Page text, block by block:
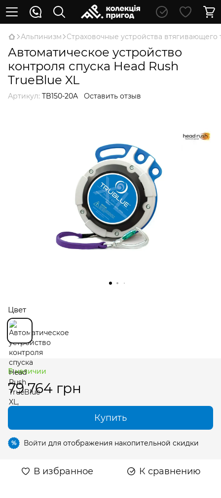
Альпинизм Страховочные устройства втягивающего
Автоматическое устройство
контроля спуска Head Rush
TrueBlue XL
Артикул: TB150-20A Оставить отзыв
Цвет
В наличии
79 764 грн
Купить
% Войти для отображения накопительной скидки
В избранное К сравнению